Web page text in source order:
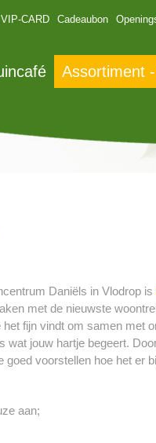
CARD Cadeaubon
Assortiment
Daniëls in Vlodrop is
met de nieuwste
fijn vindt om samen met
jouw hartje begeert.
voorstellen hoe het er
aan;